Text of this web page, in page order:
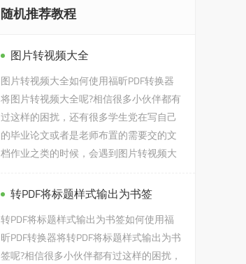
随机推荐教程
图片转视频大全
图片转视频大全如何使用福昕PDF转换器
将图片转视频大全呢?相信很多小伙伴都有
过这样的困扰，还有很多学生党在写自己
的毕业论文或者是老师布置的需要交的文
档作业之类的时候，会遇到图片转视频大
转PDF将标题样式输出为书签
转PDF将标题样式输出为书签如何使用福
昕PDF转换器将转PDF将标题样式输出为书
签呢?相信很多小伙伴都有过这样的困扰，